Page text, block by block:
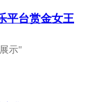
平台赏金女王
示"